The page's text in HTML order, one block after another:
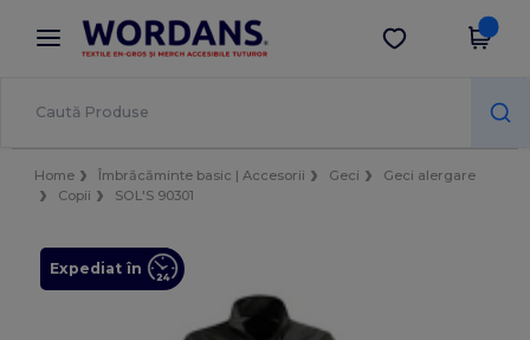
× Aplicația Wordans
Prețuri mai bune în aplicație!
Descarcă app
Home Îmbrăcăminte basic | Accesorii Geci
Geci alergare
Copii
SOL'S 90301
Expediat în